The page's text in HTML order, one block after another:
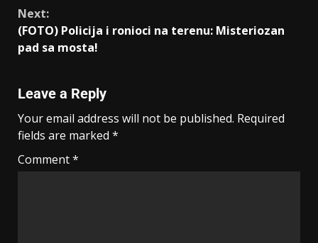
Next:
(FOTO) Policija i ronioci na terenu: Misteriozan
pad sa mosta!
Leave a Reply
Your email address will not be published. Required
fields are marked *
Comment*